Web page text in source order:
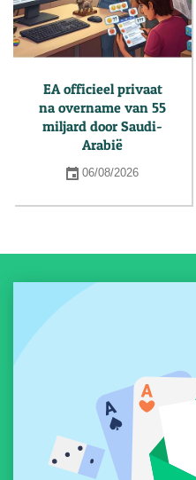
EA officieel privaat
na overname van 55
miljard door Saudi-
Arabië
06/08/2026